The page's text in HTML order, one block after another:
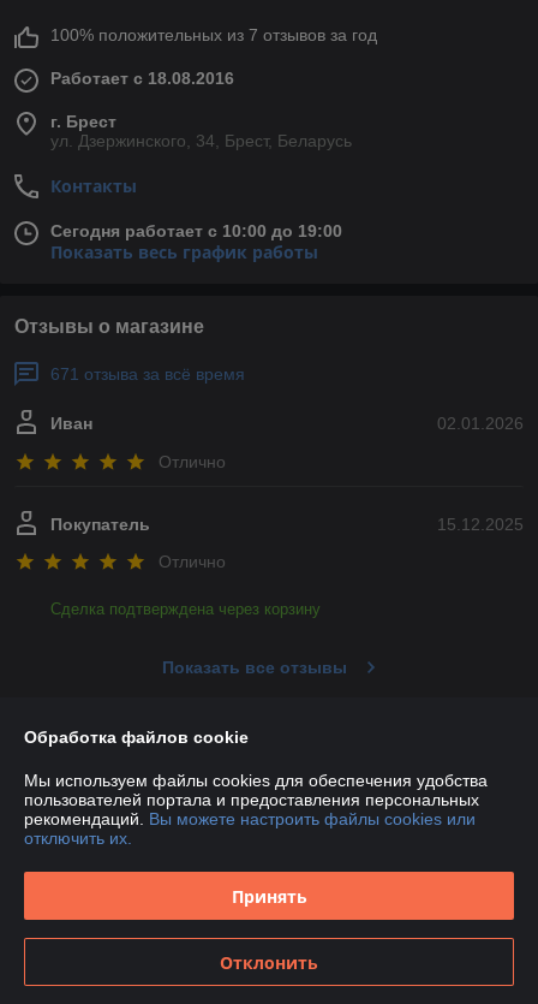
100% положительных из 7 отзывов за год
Работает с 18.08.2016
г. Брест
ул. Дзержинского, 34, Брест, Беларусь
Контакты
Сегодня работает с 10:00 до 19:00
Показать весь график работы
Отзывы о магазине
671 отзыва за всё время
02.01.2026
Иван
Отлично
15.12.2025
Покупатель
Отлично
Сделка подтверждена через корзину
Показать все отзывы
О нас
Контакты
График работы
Обработка файлов cookie
Мы используем файлы cookies для обеспечения удобства
пользователей портала и предоставления персональных
рекомендаций. Вы можете настроить файлы cookies или
отключить их.
Принять
Отклонить